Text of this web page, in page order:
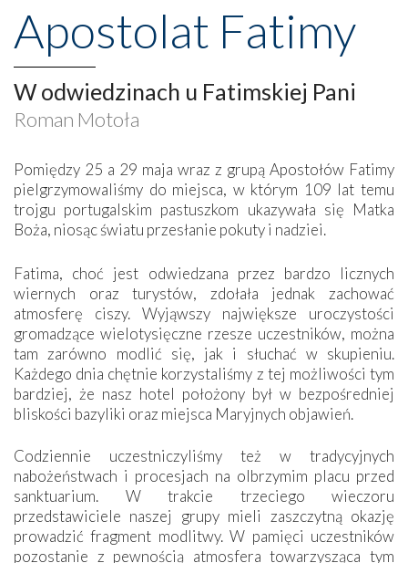
Apostolat Fatimy
W odwiedzinach u Fatimskiej Pani
Roman Motoła
Pomiędzy 25 a 29 maja wraz z grupą Apostołów Fatimy
pielgrzymowaliśmy do miejsca, w którym 109 lat temu
trojgu portugalskim pastuszkom ukazywała się Matka
Boża, niosąc światu przesłanie pokuty i nadziei.
Fatima, choć jest odwiedzana przez bardzo licznych
wiernych oraz turystów, zdołała jednak zachować
atmosferę ciszy. Wyjąwszy największe uroczystości
gromadzące wielotysięczne rzesze uczestników, można
tam zarówno modlić się, jak i słuchać w skupieniu.
Każdego dnia chętnie korzystaliśmy z tej możliwości tym
bardziej, że nasz hotel położony był w bezpośredniej
bliskości bazyliki oraz miejsca Maryjnych objawień.
Codziennie uczestniczyliśmy też w tradycyjnych
nabożeństwach i procesjach na olbrzymim placu przed
sanktuarium. W trakcie trzeciego wieczoru
przedstawiciele naszej grupy mieli zaszczytną okazję
prowadzić fragment modlitwy. W pamięci uczestników
pozostanie z pewnością atmosfera towarzysząca tym